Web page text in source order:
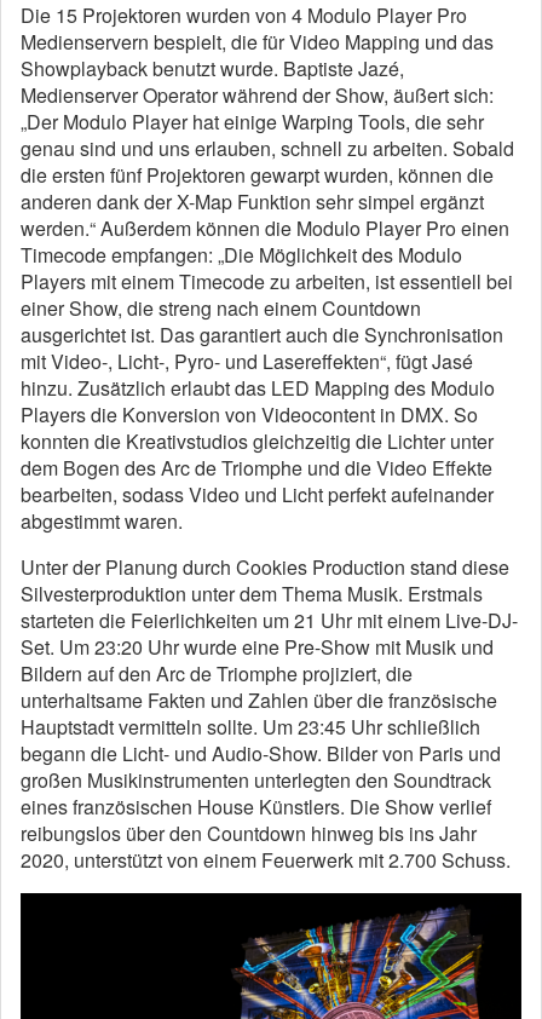
Die 15 Projektoren wurden von 4 Modulo Player Pro
Medienservern bespielt, die für Video Mapping und das
Showplayback benutzt wurde. Baptiste Jazé,
Medienserver Operator während der Show, äußert sich:
„Der Modulo Player hat einige Warping Tools, die sehr
genau sind und uns erlauben, schnell zu arbeiten. Sobald
die ersten fünf Projektoren gewarpt wurden, können die
anderen dank der X-Map Funktion sehr simpel ergänzt
werden.“ Außerdem können die Modulo Player Pro einen
Timecode empfangen: „Die Möglichkeit des Modulo
Players mit einem Timecode zu arbeiten, ist essentiell bei
einer Show, die streng nach einem Countdown
ausgerichtet ist. Das garantiert auch die Synchronisation
mit Video-, Licht-, Pyro- und Lasereffekten“, fügt Jasé
hinzu. Zusätzlich erlaubt das LED Mapping des Modulo
Players die Konversion von Videocontent in DMX. So
konnten die Kreativstudios gleichzeitig die Lichter unter
dem Bogen des Arc de Triomphe und die Video Effekte
bearbeiten, sodass Video und Licht perfekt aufeinander
abgestimmt waren.
Unter der Planung durch Cookies Production stand diese
Silvesterproduktion unter dem Thema Musik. Erstmals
starteten die Feierlichkeiten um 21 Uhr mit einem Live-DJ-
Set. Um 23:20 Uhr wurde eine Pre-Show mit Musik und
Bildern auf den Arc de Triomphe projiziert, die
unterhaltsame Fakten und Zahlen über die französische
Hauptstadt vermitteln sollte. Um 23:45 Uhr schließlich
begann die Licht- und Audio-Show. Bilder von Paris und
großen Musikinstrumenten unterlegten den Soundtrack
eines französischen House Künstlers. Die Show verlief
reibungslos über den Countdown hinweg bis ins Jahr
2020, unterstützt von einem Feuerwerk mit 2.700 Schuss.